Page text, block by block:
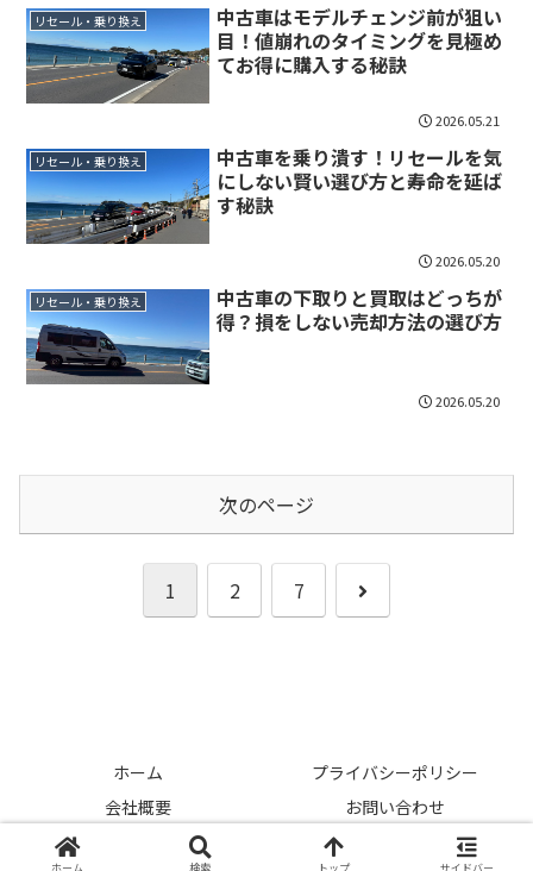
リセール・乗り換え
中古車はモデルチェンジ前が狙い
目！値崩れのタイミングを見極め
てお得に購入する秘訣
2026.05.21
リセール・乗り換え
中古車を乗り潰す！リセールを気
にしない賢い選び方と寿命を延ば
す秘訣
2026.05.20
リセール・乗り換え
中古車の下取りと買取はどっちが
得？損をしない売却方法の選び方
2026.05.20
次のページ
1 2 7
次
ホーム
プライバシーポリシー
会社概要
お問い合わせ
© 2026 中古車ライフハック.